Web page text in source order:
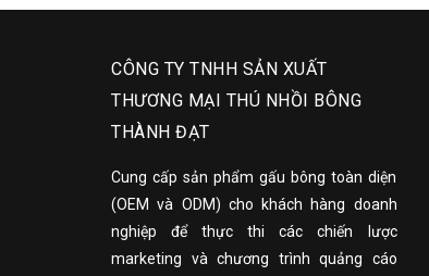
CÔNG TY TNHH SẢN XUẤT
THƯƠNG MẠI THÚ NHỒI BÔNG
THÀNH ĐẠT
Cung cấp sản phẩm gấu bông toàn diện
(OEM và ODM) cho khách hàng doanh
nghiệp để thực thi các chiến lược
marketing và chương trình quảng cáo